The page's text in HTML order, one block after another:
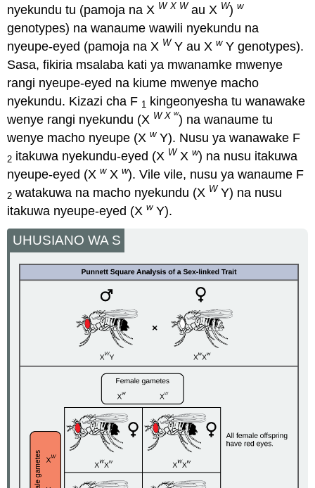
nyekundu tu (pamoja na X W X W au X W)w
genotypes) na wanaume wawili nyekundu na
nyeupe-eyed (pamoja na X W Y au XwY genotypes).
Sasa, fikiria msalaba kati ya mwanamke mwenye
rangi nyeupe-eyed na kiume mwenye macho
nyekundu. Kizazi cha F 1 kingeonyesha tu wanawake
wenye rangi nyekundu (X W Xw) na wanaume tu
wenye macho nyeupe (XwY). Nusu ya wanawake F
2 itakuwa nyekundu-eyed (X W Xw) na nusu itakuwa
nyeupe-eyed (XwXw). Vile vile, nusu ya wanaume F
2 watakuwa na macho nyekundu (X W Y) na nusu
itakuwa nyeupe-eyed (XwY).
UHUSIANO WA S